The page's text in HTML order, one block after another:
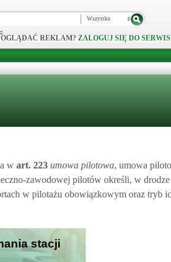
Wszystko
REKLAM? ZALOGUJ SIĘ DO
w art. 223 umowa pilotowa, umowa
zawodowej pilotów określi, w
w pilotażu obowiązkowym oraz tryb
stacji